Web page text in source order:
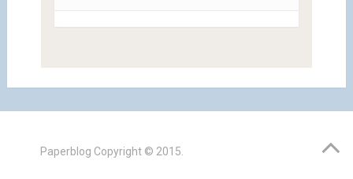
Paperblog Copyright © 2015.